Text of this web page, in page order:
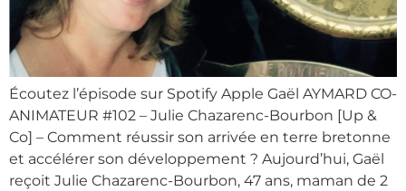
Écoutez l’épisode sur Spotify Apple Gaël AYMARD CO-
ANIMATEUR #102 – Julie Chazarenc-Bourbon [Up &
Co] – Comment réussir son arrivée en terre bretonne
et accélérer son développement ? Aujourd’hui, Gaël
reçoit Julie Chazarenc-Bourbon, 47 ans, maman de 2